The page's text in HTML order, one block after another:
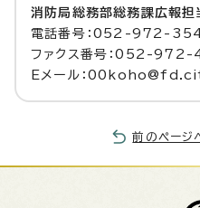
消防局総務部総務課広報担
電話番号：052-972-
ファクス番号：052-
Eメール：
前のページ